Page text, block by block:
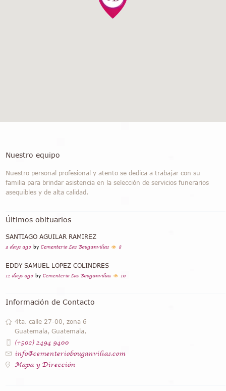
Nuestro equipo
Nuestro personal profesional y atento se dedica a trabajar con su
familia para brindar asistencia en la selección de servicios funerarios
asequibles y de alta calidad.
Últimos obituarios
SANTIAGO AGUILAR RAMIREZ
3 days ago by Cementerio Las Bouganvilias 8
EDDY SAMUEL LOPEZ COLINDRES
12 days ago by Cementerio Las Bouganvilias 10
Información de Contacto
4ta. calle 27-00, zona 6
Guatemala, Guatemala,
(+502) 2494 9400
info@cementeriobouganvilias.com
Mapa y Dirección